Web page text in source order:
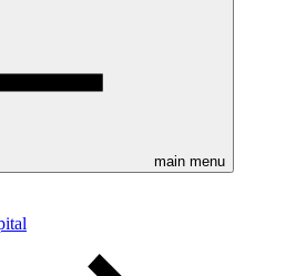
main menu